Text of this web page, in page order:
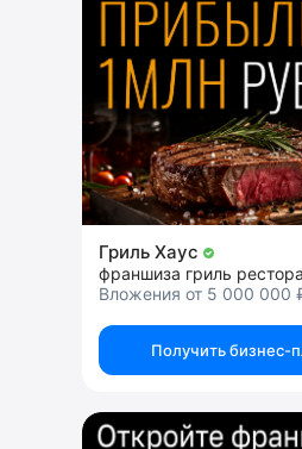
Гриль Хаус
франшиза гриль
Вложения от 5 000 000
Получить бизнес-